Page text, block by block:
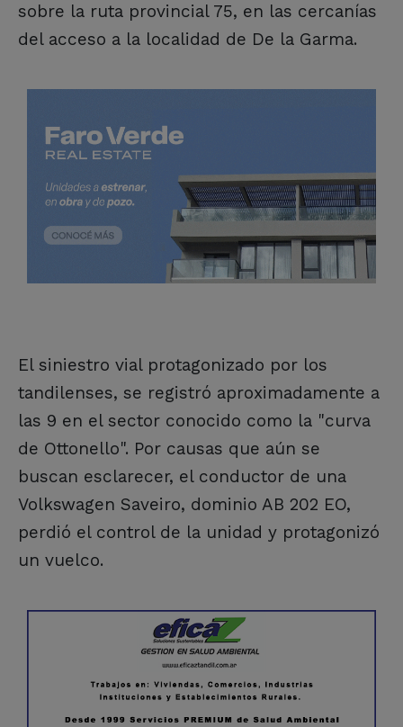
sobre la ruta provincial 75, en las cercanías
del acceso a la localidad de De la Garma.
El siniestro vial protagonizado por los
tandilenses, se registró aproximadamente a
las 9 en el sector conocido como la "curva
de Ottonello". Por causas que aún se
buscan esclarecer, el conductor de una
Volkswagen Saveiro, dominio AB 202 EO,
perdió el control de la unidad y protagonizó
un vuelco.